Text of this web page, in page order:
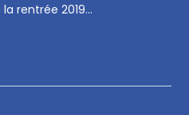
rentrée 2019…